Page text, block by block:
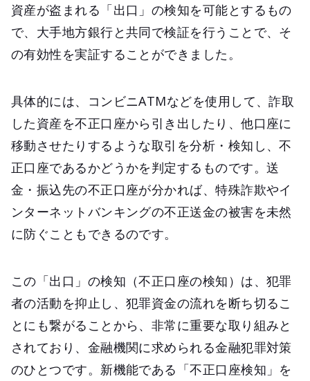
資産が盗まれる「出口」の検知を可能とするもの
で、大手地方銀行と共同で検証を行うことで、そ
の有効性を実証することができました。
具体的には、コンビニATMなどを使用して、詐取
した資産を不正口座から引き出したり、他口座に
移動させたりするような取引を分析・検知し、不
正口座であるかどうかを判定するものです。送
金・振込先の不正口座が分かれば、特殊詐欺やイ
ンターネットバンキングの不正送金の被害を未然
に防ぐこともできるのです。
この「出口」の検知（不正口座の検知）は、犯罪
者の活動を抑止し、犯罪資金の流れを断ち切るこ
とにも繋がることから、非常に重要な取り組みと
されており、金融機関に求められる金融犯罪対策
のひとつです。新機能である「不正口座検知」を